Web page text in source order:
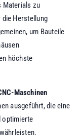
Materials zu
Herstellung
um Bauteile
höchste
Maschinen
ausgeführt, die eine
optimierte